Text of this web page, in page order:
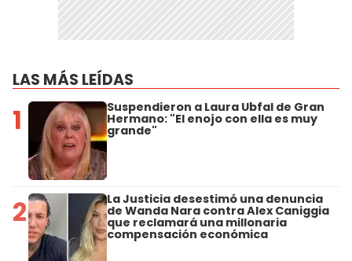
LAS MÁS LEÍDAS
1 Suspendieron a Laura Ubfal de Gran
Hermano: "El enojo con ella es muy
grande"
2 La Justicia desestimó una denuncia
de Wanda Nara contra Alex Caniggia
que reclamará una millonaria
compensación económica